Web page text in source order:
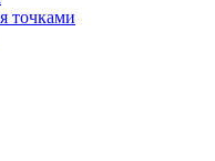
точками